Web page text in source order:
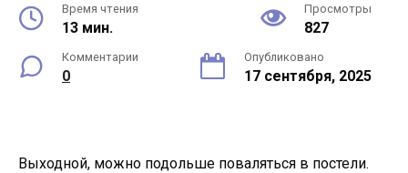
Время чтения
13 мин.
Просмотры
827
Комментарии
0
Опубликовано
17 сентября, 2025
Выходной, можно подольше поваляться в постели.